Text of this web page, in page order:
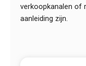
verkoopkanalen of
aanleiding zijn.